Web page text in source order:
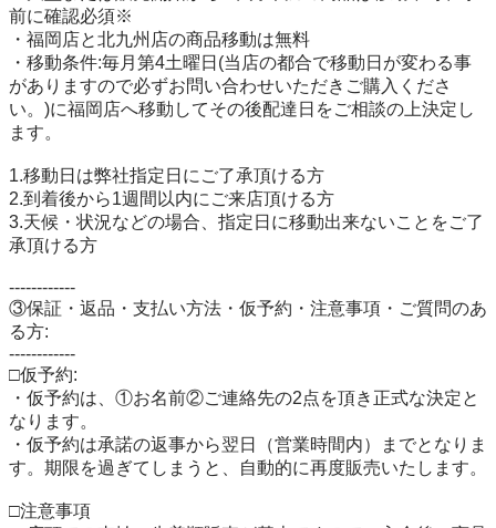
前に確認必須※
・福岡店と北九州店の商品移動は無料
・移動条件:毎月第4土曜日(当店の都合で移動日が変わる事
がありますので必ずお問い合わせいただきご購入くださ
い。)に福岡店へ移動してその後配達日をご相談の上決定し
ます。
1.移動日は弊社指定日にご了承頂ける方
2.到着後から1週間以内にご来店頂ける方
3.天候・状況などの場合、指定日に移動出来ないことをご了
承頂ける方
------------
③保証・返品・支払い方法・仮予約・注意事項・ご質問のあ
る方:
------------
□仮予約:
・仮予約は、①お名前②ご連絡先の2点を頂き正式な決定と
なります。
・仮予約は承諾の返事から翌日（営業時間内）までとなりま
す。期限を過ぎてしまうと、自動的に再度販売いたします。
□注意事項